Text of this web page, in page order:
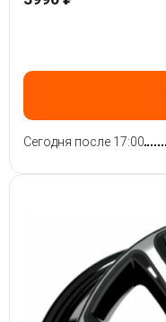
Сегодня после 17:00